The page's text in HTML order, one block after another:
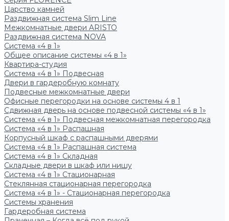
Царство камней
Раздвижная система Slim Line
Межкомнатные двери ARISTO
Раздвижная система NOVA
Система «4 в 1»
Общее описание системы «4 в 1»
Квартира-студия
Система «4 в 1» Подвесная
Двери в гардеробную комнату
Подвесные межкомнатные двери
Офисные перегородки на основе системы 4 в 1
Сдвижная дверь на основе подвесной системы «4 в 1»
Система «4 в 1» Подвесная межкомнатная перегородка
Система «4 в 1» Распашная
Корпусный шкаф с распашными дверями
Система «4 в 1» Распашная система
Система «4 в 1» Складная
Складные двери в шкаф или нишу
Система «4 в 1» Стационарная
Стеклянная стационарная перегородка
Система «4 в 1» - Стационарная перегородка
Системы хранения
Гардеробная система